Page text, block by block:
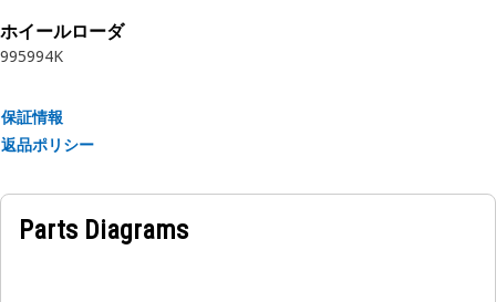
ホイールローダ
995994K
保証情報
返品ポリシー
Parts Diagrams